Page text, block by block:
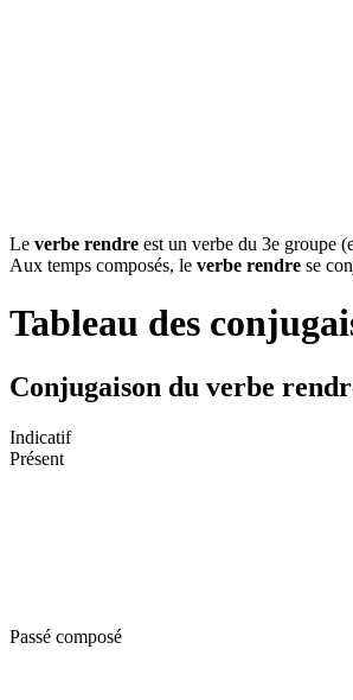
Le verbe rendre est un verbe du 3e groupe
Aux temps composés, le verbe rendre se
Tableau des
Conjugaison du verbe
Indicatif
Présent
Passé composé